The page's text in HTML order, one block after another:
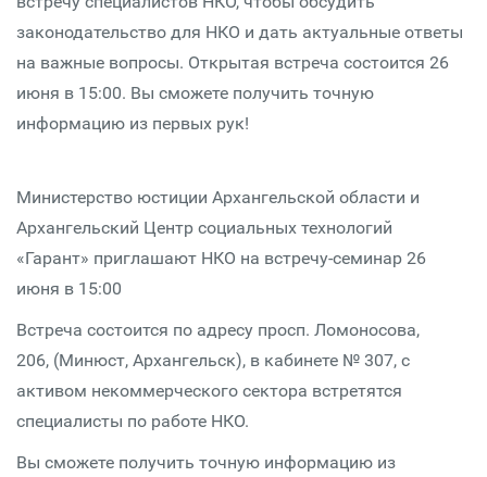
законодательство для НКО и дать актуальные ответы
на важные вопросы. Открытая встреча состоится 26
июня в 15:00. Вы сможете получить точную
информацию из первых рук!
Министерство юстиции Архангельской области и
Архангельский Центр социальных технологий
«Гарант» приглашают НКО на встречу-семинар 26
июня в 15:00
Встреча состоится по адресу просп. Ломоносова,
206, (Минюст, Архангельск), в кабинете № 307, с
активом некоммерческого сектора встретятся
специалисты по работе НКО.
Вы сможете получить точную информацию из